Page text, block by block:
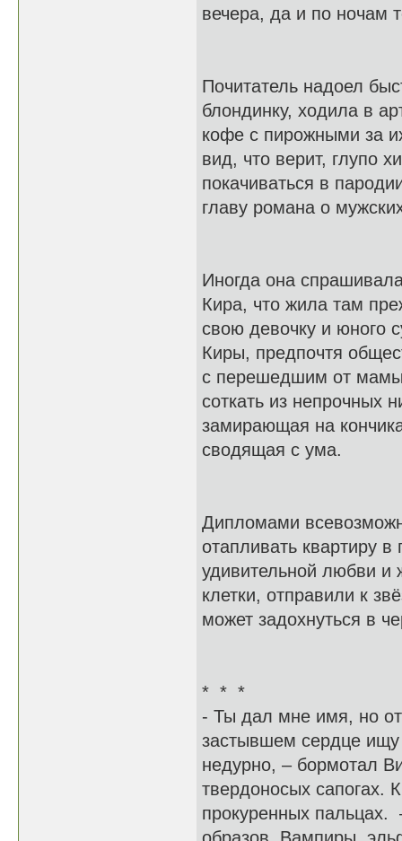
вечера, да и по ночам
Почитатель надоел
блондинку, ходила в
кофе с пирожными за
вид, что верит, глупо
покачиваться в
главу романа о
Иногда она
Кира, что жила там
свою девочку и юного
Киры, предпочтя
с перешедшим от
соткать из непрочных
замирающая на
сводящая с ума.
Дипломами
отапливать квартиру
удивительной любви и
клетки, отправили к
может задохнуться в
* * *
- Ты дал мне имя, но
застывшем сердце
недурно, – бормотал
твердоносых сапогах.
прокуренных пальцах.